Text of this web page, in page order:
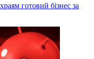
готовий бізнес за